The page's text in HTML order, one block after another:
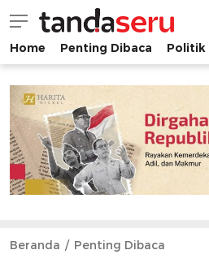
tandaseru.com | Penting
tandaseru.com
Home Penting Dibaca Politik
Beranda Penting Dibaca